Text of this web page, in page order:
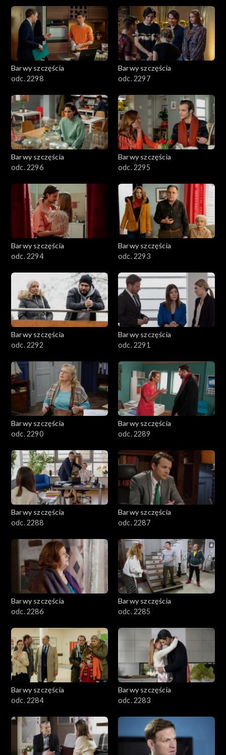
2901-3000
2801–2900
2701–2800
2501–2600
2401–2500
2301–2400
2201–2300
2101–2200
2001–2100
1801–1900
1701–1800
1601–1700
1501–1600
1401–1500
1301–1400
1101–1200
1001–1100
901–1000
801–900
782–800
Barwy szczęścia
odc. 2298
Barwy szczęścia
odc. 2297
Barwy szczęścia
odc. 2296
Barwy szczęścia
odc. 2295
Barwy szczęścia
odc. 2294
Barwy szczęścia
odc. 2293
Barwy szczęścia
odc. 2292
Barwy szczęścia
odc. 2291
Barwy szczęścia
odc. 2290
Barwy szczęścia
odc. 2289
Barwy szczęścia
odc. 2288
Barwy szczęścia
odc. 2287
Barwy szczęścia
odc. 2286
Barwy szczęścia
odc. 2285
Barwy szczęścia
odc. 2284
Barwy szczęścia
odc. 2283